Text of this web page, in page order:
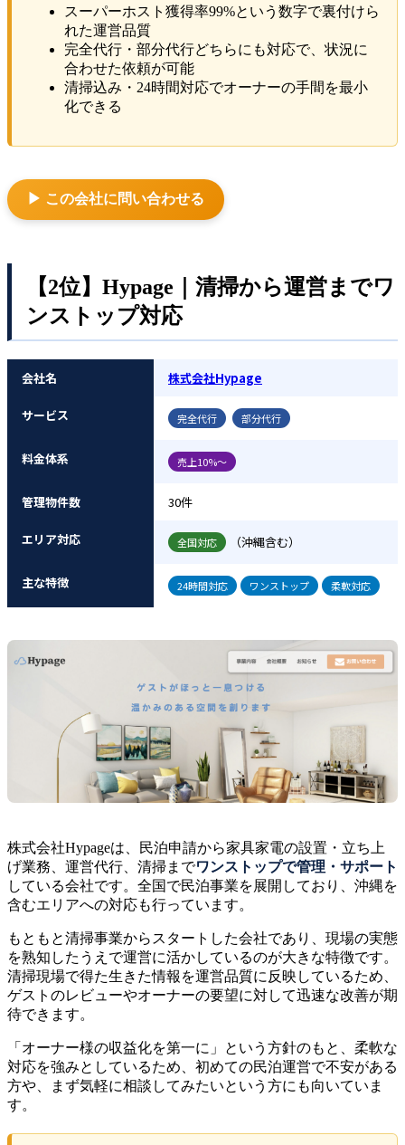
スーパーホスト獲得率99%という数字で裏付けら
れた運営品質
完全代行・部分代行どちらにも対応で、状況に
合わせた依頼が可能
清掃込み・24時間対応でオーナーの手間を最小
化できる
▶ この会社に問い合わせる
【2位】Hypage｜清掃から運営までワ
ンストップ対応
会社名 株式会社Hypage
サービス 完全代行 部分代行
料金体系 売上10%〜
管理物件数 30件
エリア対応 全国対応 （沖縄含む）
主な特徴 24時間対応 ワンストップ 柔軟対応
株式会社Hypageは、民泊申請から家具家電の設置・立ち上
げ業務、運営代行、清掃までワンストップで管理・サポート
している会社です。全国で民泊事業を展開しており、沖縄を
含むエリアへの対応も行っています。
もともと清掃事業からスタートした会社であり、現場の実態
を熟知したうえで運営に活かしているのが大きな特徴です。
清掃現場で得た生きた情報を運営品質に反映しているため、
ゲストのレビューやオーナーの要望に対して迅速な改善が期
待できます。
「オーナー様の収益化を第一に」という方針のもと、柔軟な
対応を強みとしているため、初めての民泊運営で不安がある
方や、まず気軽に相談してみたいという方にも向いていま
す。